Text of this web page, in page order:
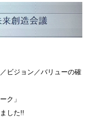
ビジョン／バリューの確
ク」
した!!